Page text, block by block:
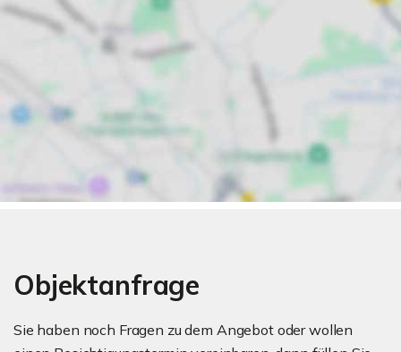
Objektanfrage
Sie haben noch Fragen zu dem Angebot oder wollen